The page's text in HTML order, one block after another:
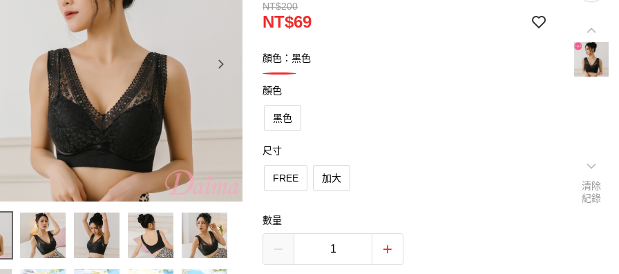
NT$200
NT$69
顏色：黑色
顏色
黑色
尺寸
FREE 加大
數量
清除
紀錄